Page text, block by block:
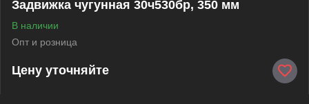
Задвижка чугунная 30ч530бр, 350 мм
В наличии
Опт и розница
Цену уточняйте